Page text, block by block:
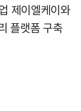
제이엘케이와
플랫폼 구축